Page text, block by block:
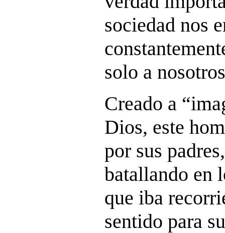
sociedad nos
solo a
Creado a
Dios, este
por sus
batallando en
que iba
sentido para